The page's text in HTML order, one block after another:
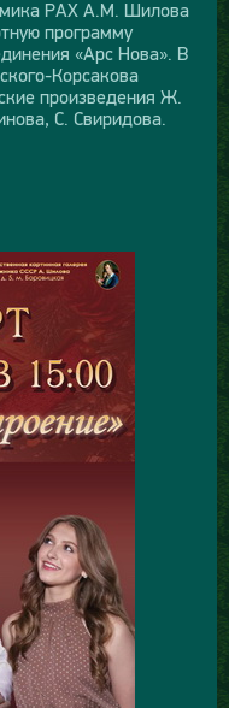
РАХ А.М. Шилова
программу
«Арс Нова». В
Корсакова
произведения Ж.
С. Свиридова.